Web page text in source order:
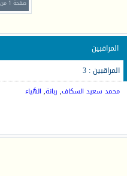
صفحة 1 من 4
المراقبين
المراقبين : 3
محمد سعيد السكاف, ربانة, الهَياء